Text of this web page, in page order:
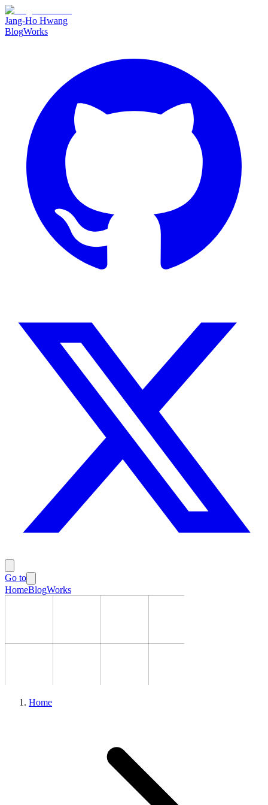
Jang-Ho Hwang
BlogWorks
Go to
HomeBlogWorks
Home